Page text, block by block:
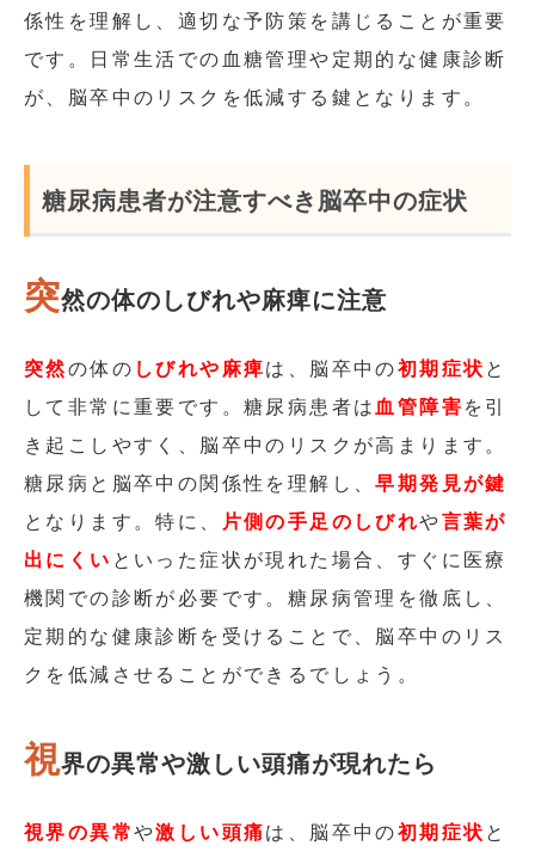
係性を理解し、適切な予防策を講じることが重要
です。日常生活での血糖管理や定期的な健康診断
が、脳卒中のリスクを低減する鍵となります。
糖尿病患者が注意すべき脳卒中の症状
突然の体のしびれや麻痺に注意
突然の体の しびれや麻痺は、脳卒中の初期症状 と
して非常に重要です。糖尿病患者は 血管障害 を引
き起こしやすく、脳卒中のリスクが高まります。
糖尿病と脳卒中の関係性を理解し、早期発見が鍵
となります。特に、
片側の手足のしびれや言葉が
出にくい といった症状が現れた場合、すぐに医療
機関での診断が必要です。糖尿病管理を徹底し、
定期的な健康診断を受けることで、脳卒中のリス
クを低減させることができるでしょう。
視界の異常や激しい頭痛が現れたら
視界の異常や激しい頭痛は、脳卒中の初期症状 と